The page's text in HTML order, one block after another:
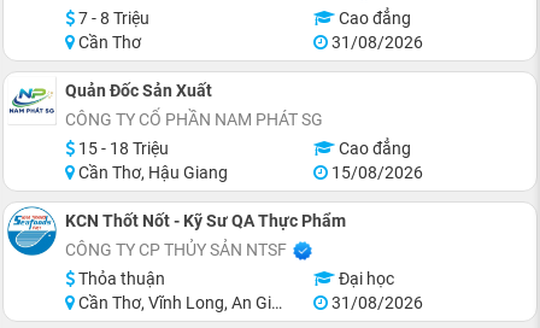
7 - 8 Triệu
Cao đẳng
Cần Thơ
31/08/2026
Quản Đốc Sản Xuất
CÔNG TY CỔ PHẦN NAM PHÁT SG
15 - 18 Triệu
Cao đẳng
Cần Thơ, Hậu Giang
15/08/2026
KCN Thốt Nốt - Kỹ Sư QA Thực Phẩm
CÔNG TY CP THỦY SẢN NTSF
Thỏa thuận
Đại học
Cần Thơ, Vĩnh Long, An Giang, Đồng Tháp, Tiền Giang, Hồ Chí Minh
31/08/2026